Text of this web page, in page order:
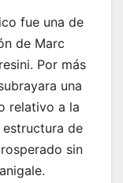
fue una de
de Marc
Por más
una
relativo a la
de
sin